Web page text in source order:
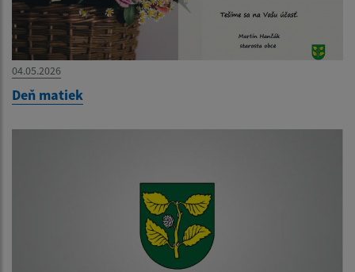
04.05.2026
Deň matiek